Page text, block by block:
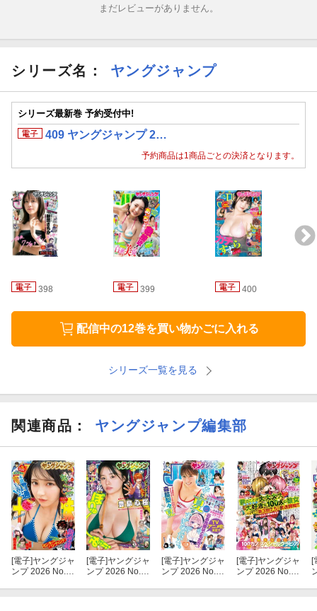
まだレビューがありません。
シリーズ名： ヤングジャンプ
シリーズ最新巻 予約受付中!
409 ヤングジャンプ 2…
予約商品は1商品ごとの決済となります。
398 399 400
配信中の12巻を買い物かごに入れる
シリーズ一覧を見る
関連商品 ： ヤングジャンプ編集部
[電子]ヤングジャ
ンプ 2026 No.3
[電子]ヤングジャ
ンプ 2026 No.3
[電子]ヤングジャ
ンプ 2026 No.3
[電子]ヤングジャ
ンプ 2026 No.3
[